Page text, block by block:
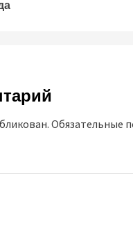
Обязательные